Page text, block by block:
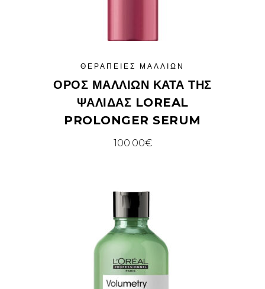
ΘΕΡΑΠΕΊΕΣ ΜΑΛΛΙΏΝ
ΟΡΌΣ ΜΑΛΛΙΏΝ ΚΑΤΆ ΤΗΣ
ΨΑΛΊΔΑΣ LOREAL
PROLONGER SERUM
100.00€